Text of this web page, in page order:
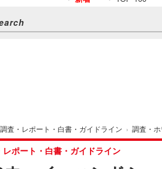
調査・レポート・白書・ガイドライン › 調査・
レポート・白書・ガイドライン